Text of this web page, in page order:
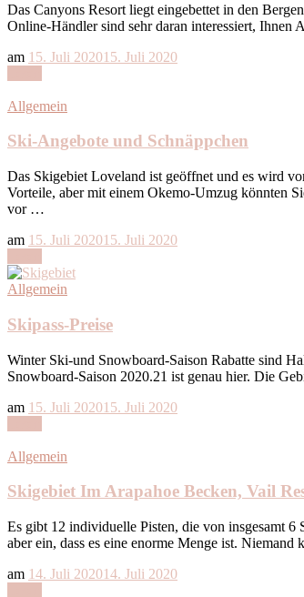
Das Canyons Resort liegt eingebettet in den
Online-Händler sind sehr daran interessiert,
am 15. Juli 202015. Juli 2020
Allgemein
Ski-Angebote und Schnäppchen
Das Skigebiet Loveland ist geöffnet und es wird
Vorteile, aber mit einem Okemo-Umzug könnten
vor …
am 15. Juli 202015. Juli 2020
Allgemein
Skipass-Preise
Winter Ski-und Snowboard-Saison Rabatte sind
Snowboard-Saison 2020.21 ist genau hier. Die
am 15. Juli 202015. Juli 2020
Allgemein
Skigebiet Im Arapahoe Becken, Vail
Es gibt 12 individuelle Pisten, die von insgesamt 6
aber ein, dass es eine enorme Menge ist.
am 14. Juli 202014. Juli 2020